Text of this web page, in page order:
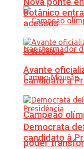
Campeão
poder
Botânico
acessos
Avante
candidato à
Democrata
candidato à